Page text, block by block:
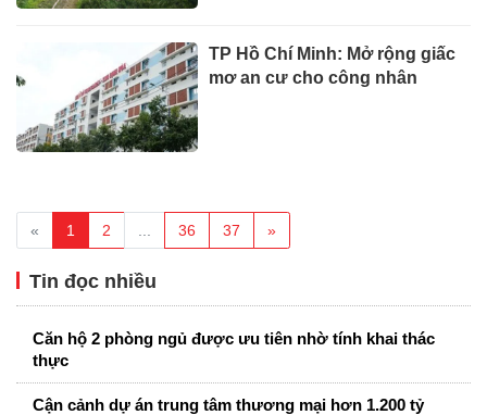
TP Hồ Chí Minh: Mở rộng giấc
mơ an cư cho công nhân
« 1 2 36 37 »
Tin đọc nhiều
Căn hộ 2 phòng ngủ được ưu tiên nhờ tính khai thác
thực
Cận cảnh dự án trung tâm thương mại hơn 1.200 tỷ